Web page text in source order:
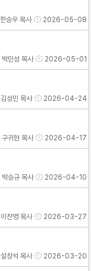
한승우 목사 2026-05-08
박민성 목사 2026-05-01
김성민 목사 2026-04-24
구귀현 목사 2026-04-17
박승규 목사 2026-04-10
이찬영 목사 2026-03-27
설창석 목사 2026-03-20